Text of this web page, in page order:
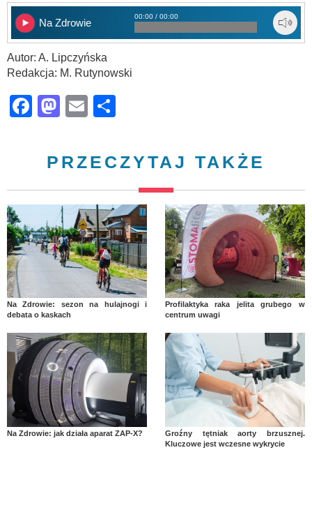
Na Zdrowie
00:00 / 00:00
Autor: A. Lipczyńska
Redakcja: M. Rutynowski
Facebook
Mastodon
Email
PRZECZYTAJ TAKŻE
Na Zdrowie: sezon na hulajnogi i
debata o kaskach
Profilaktyka raka jelita grubego w
centrum uwagi
Na Zdrowie: jak działa aparat ZAP-X?
Groźny tętniak aorty brzusznej.
Kluczowe jest wczesne wykrycie